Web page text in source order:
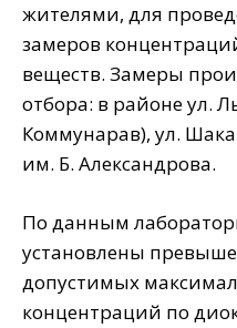
жителями, для
замеров
веществ. Замеры
отбора: в районе ул.
Коммунарав), ул.
им. Б. Александрова.
По данным
установлены
допустимых
концентраций по